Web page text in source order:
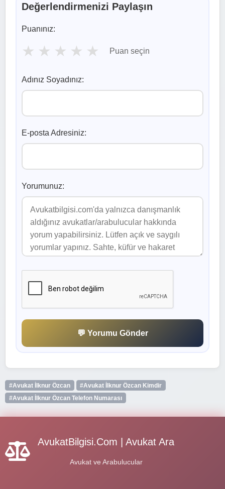
Değerlendirmenizi Paylaşın
Puanınız:
★ ★ ★ ★ ★ Puan seçin
Adınız Soyadınız:
E-posta Adresiniz:
Yorumunuz:
💬 Yorumu Gönder
#Avukat İlknur Özcan
#Avukat İlknur Özcan Kimdir
#Avukat İlknur Özcan Telefon Numarası
AvukatBilgisi.Com | Avukat Ara
Avukat ve Arabulucular